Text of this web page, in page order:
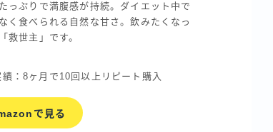
っぷりで満腹感が持続。ダイエット中で
く食べられる自然な甘さ。飲みたくなっ
救世主」です。
績：8ヶ月で10回以上リピート購入
で見る